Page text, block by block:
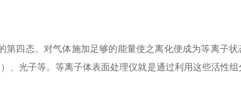
四态。对气体施加足够的能量使之离化便成为等离子状
、光子等。等离子体表面处理仪就是通过利用这些活性